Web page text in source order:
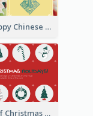
2022 Happy Chinese New Year Flower Photo Greeting Card
Magic Of Christmas Holidays Greeting Card